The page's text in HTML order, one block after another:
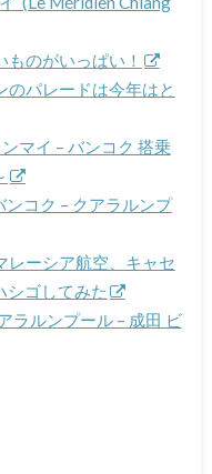
ものがいっぱい！
のパレードは今年はと
マイ – バンコク 搭乗
コク – クアラルンプ
レーシア航空、キャセ
シゴしてみた
ラルンプール – 成田 ビ